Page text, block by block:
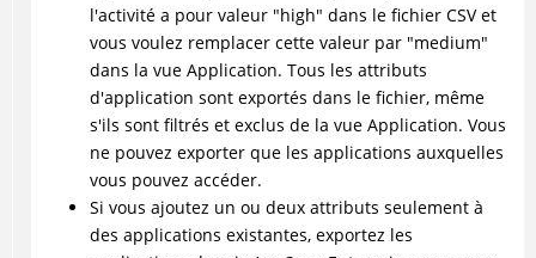
l'activité a pour valeur "high" dans le fichier CSV et
vous voulez remplacer cette valeur par "medium"
dans la vue Application. Tous les attributs
d'application sont exportés dans le fichier, même
s'ils sont filtrés et exclus de la vue Application. Vous
ne pouvez exporter que les applications auxquelles
vous pouvez accéder.
Si vous ajoutez un ou deux attributs seulement à
des applications existantes, exportez les